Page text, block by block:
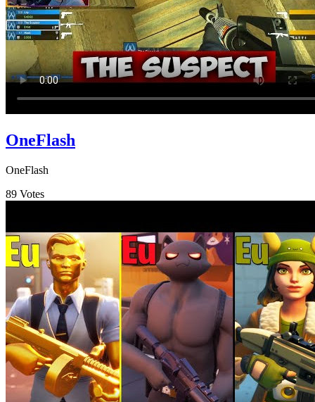
OneFlash
OneFlash
89 Votes